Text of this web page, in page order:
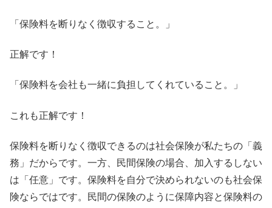
「保険料を断りなく徴収すること。」
正解です！
「保険料を会社も一緒に負担してくれていること。」
これも正解です！
保険料を断りなく徴収できるのは社会保険が私たちの「義
務」だからです。一方、民間保険の場合、加入するしない
は「任意」です。保険料を自分で決められないのも社会保
険ならではです。民間の保険のように保障内容と保険料の